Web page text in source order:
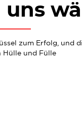
uns
zum Erfolg, und
Hülle und Fülle